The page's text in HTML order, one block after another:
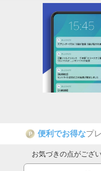
P 便利でお得なプ
お気づきの点がござ